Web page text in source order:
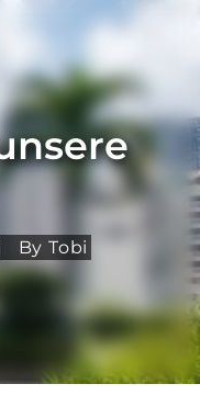
By Tobi